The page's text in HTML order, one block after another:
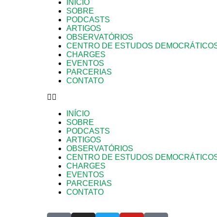
INÍCIO
SOBRE
PODCASTS
ARTIGOS
OBSERVATÓRIOS
CENTRO DE ESTUDOS
CHARGES
EVENTOS
PARCERIAS
CONTATO
INÍCIO
SOBRE
PODCASTS
ARTIGOS
OBSERVATÓRIOS
CENTRO DE ESTUDOS
CHARGES
EVENTOS
PARCERIAS
CONTATO